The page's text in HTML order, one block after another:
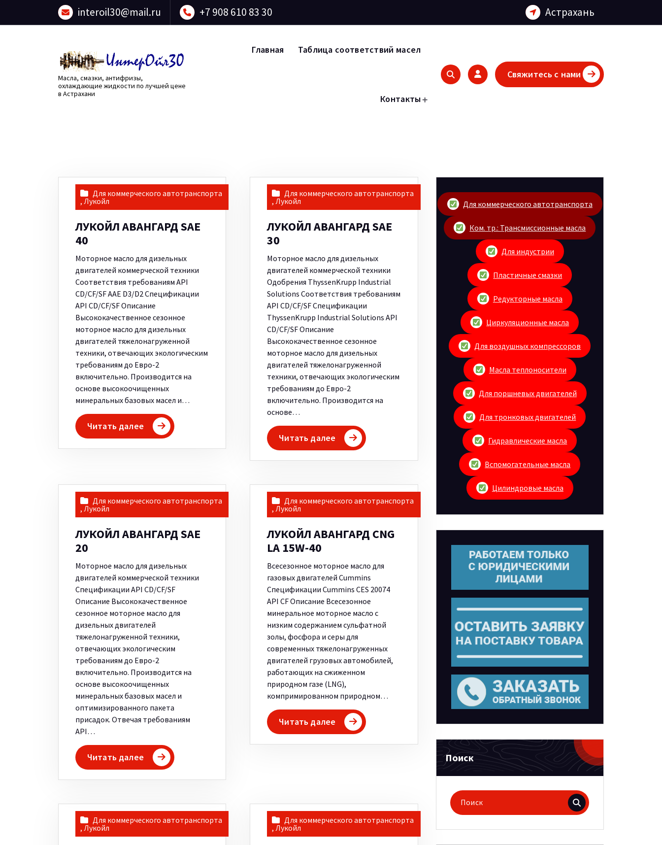
interoil30@mail.ru +7 908 610 83 30 Астрахань
Масла, смазки, антифризы,
охлаждающие жидкости по лучшей цене
в Астрахани
Главная Таблица соответствий масел
Контакты
Свяжитесь с нами
Для коммерческого автотранспорта
, Лукойл
ЛУКОЙЛ АВАНГАРД SAE
40
Моторное масло для дизельных
двигателей коммерческой техники
Соответствия требованиям API
CD/CF/SF AAE D3/D2 Спецификации
API CD/CF/SF Описание
Высококачественное сезонное
моторное масло для дизельных
двигателей тяжелонагруженной
техники, отвечающих экологическим
требованиям до Евро-2
включительно. Производится на
основе высокоочищенных
минеральных базовых масел и…
Читать далее
Для коммерческого автотранспорта
,Лукойл
ЛУКОЙЛ АВАНГАРД SAE
30
Моторное масло для дизельных
двигателей коммерческой техники
Одобрения ThyssenKrupp Industrial
Solutions Соответствия требованиям
API CD/CF/SF Спецификации
ThyssenKrupp Industrial Solutions API
CD/CF/SF Описание
Высококачественное сезонное
моторное масло для дизельных
двигателей тяжелонагруженной
техники, отвечающих экологическим
требованиям до Евро-2
включительно. Производится на
основе…
Читать далее
Для коммерческого автотранспорта
, Лукойл
ЛУКОЙЛ АВАНГАРД SAE
20
Моторное масло для дизельных
двигателей коммерческой техники
Спецификации API CD/CF/SF
Описание Высококачественное
сезонное моторное масло для
дизельных двигателей
тяжелонагруженной техники,
отвечающих экологическим
требованиям до Евро-2
включительно. Производится на
основе высокоочищенных
минеральных базовых масел и
оптимизированного пакета
присадок. Отвечая требованиям
API…
Читать далее
Для коммерческого автотранспорта
,Лукойл
ЛУКОЙЛ АВАНГАРД CNG
LA 15W-40
Всесезонное моторное масло для
газовых двигателей Cummins
Спецификации Cummins CES 20074
API CF Описание Всесезонное
минеральное моторное масло с
низким содержанием сульфатной
золы, фосфора и серы для
современных тяжелонагруженных
двигателей грузовых автомобилей,
работающих на сжиженном
природном газе (LNG),
компримированном природном…
Читать далее
Для коммерческого автотранспорта
, Лукойл
Для коммерческого автотранспорта
,Лукойл
Для коммерческого автотранспорта
Ком. тр.: Трансмиссионные масла
Для индустрии
Пластичные смазки
Редукторные масла
Циркуляционные масла
Для воздушных компрессоров
Масла теплоносители
Для поршневых двигателей
Для тронковых двигателей
Гидравлические масла
Вспомогательные масла
Цилиндровые масла
Поиск
Поиск
для: